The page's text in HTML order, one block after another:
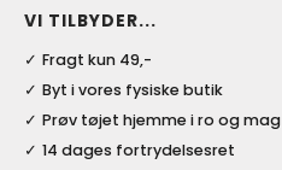
VI TILBYDER...
Fragt kun 49,-
Byt i vores fysiske butik
Prøv tøjet hjemme i ro og mag
14 dages fortrydelsesret